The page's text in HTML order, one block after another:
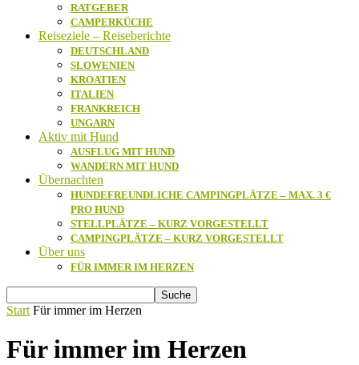
RATGEBER
CAMPERKÜCHE
Reiseziele – Reiseberichte
DEUTSCHLAND
SLOWENIEN
KROATIEN
ITALIEN
FRANKREICH
UNGARN
Aktiv mit Hund
AUSFLUG MIT HUND
WANDERN MIT HUND
Übernachten
HUNDEFREUNDLICHE CAMPINGPLÄTZE – MAX. 3 €
PRO HUND
STELLPLÄTZE – KURZ VORGESTELLT
CAMPINGPLÄTZE – KURZ VORGESTELLT
Über uns
FÜR IMMER IM HERZEN
Start Für immer im Herzen
Für immer im Herzen